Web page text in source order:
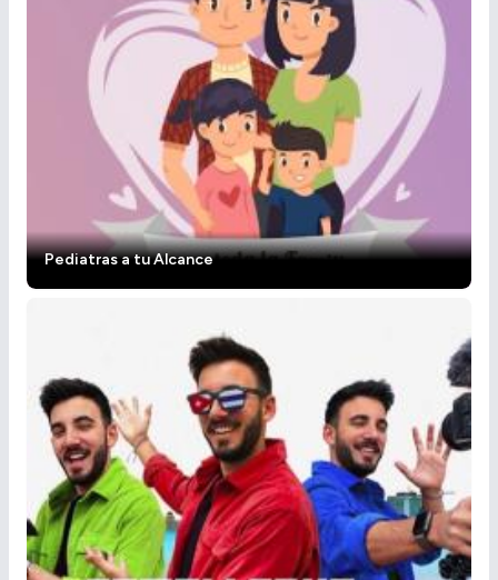
Pediatras a tu Alcance